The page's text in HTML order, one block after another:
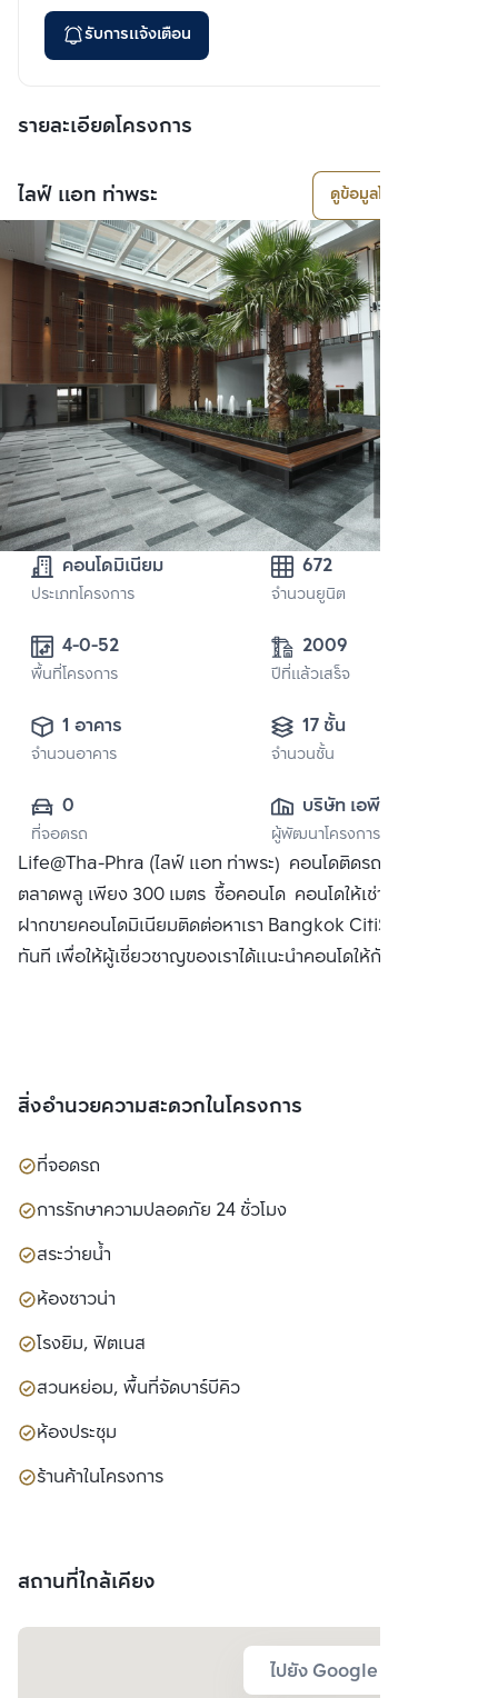
รับการแจ้งเตือน
รายละเอียดโครงการ
ไลฟ์ แอท ท่าพระ ดูข้อมูลโครงการ
คอนโดมิเนียม
ประเภทโครงการ
672
จำนวนยูนิต
พื้นที่โครงการ
2009
ปีที่แล้วเสร็จ
1 อาคาร
จำนวนอาคาร
17 ชั้น
จำนวนชั้น
0
ที่จอดรถ
บริษัท เอพี (ไทย
แลนด์)
จำกัด(มหาชน)
ผู้พัฒนาโครงการ
Life@Tha-Phra (ไลฟ์ แอท ท่าพระ) คอนโดติดรถไฟฟ้า BTS
ตลาดพลู เพียง 300 เมตร ซื้อคอนโด คอนโดให้เช่า พร้อมทั้ง
ฝากขายคอนโดมิเนียมติดต่อหาเรา Bangkok CitiSmart ได้
ทันที เพื่อให้ผู้เชี่ยวชาญของเราได้แนะนำคอนโดให้กับท่าน
สิ่งอำนวยความสะดวกในโครงการ
ที่จอดรถ
การรักษาความปลอดภัย 24 ชั่วโมง
สระว่ายน้ำ
ห้องซาวน่า
โรงยิม, ฟิตเนส
สวนหย่อม, พื้นที่จัดบาร์บีคิว
ห้องประชุม
ร้านค้าในโครงการ
สถานที่ใกล้เคียง
ไปยัง Google Map